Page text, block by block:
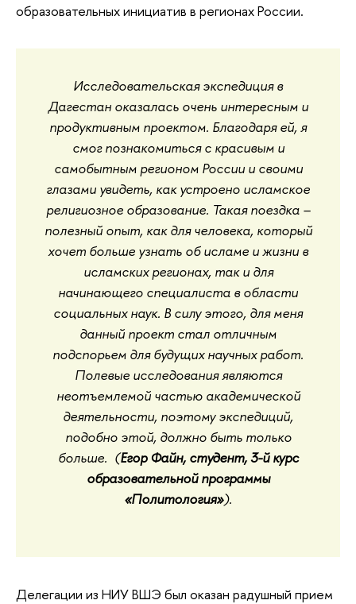
образовательных инициатив в регионах России.
Исследовательская экспедиция в
Дагестан оказалась очень интересным и
продуктивным проектом. Благодаря ей, я
смог познакомиться с красивым и
самобытным регионом России и своими
глазами увидеть, как устроено исламское
религиозное образование. Такая поездка –
полезный опыт, как для человека, который
хочет больше узнать об исламе и жизни в
исламских регионах, так и для
начинающего специалиста в области
социальных наук. В силу этого, для меня
данный проект стал отличным
подспорьем для будущих научных работ.
Полевые исследования являются
неотъемлемой частью академической
деятельности, поэтому экспедиций,
подобно этой, должно быть только
больше. (Егор Файн, студент, 3-й курс
образовательной программы
«Политология»).
Делегации из НИУ ВШЭ был оказан радушный прием